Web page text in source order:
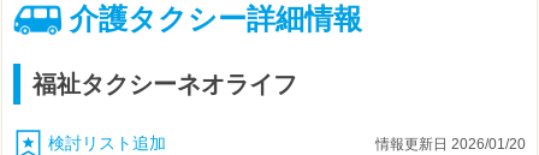
介護タクシー詳細情報
福祉タクシーネオライフ
検討リスト追加 情報更新日 2026/01/20